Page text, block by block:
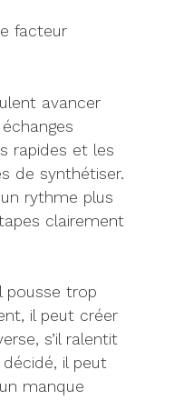
facteur
avancer
rapides et les
de synthétiser.
rythme plus
clairement
pousse trop
il peut créer
s’il ralentit
il peut
manque